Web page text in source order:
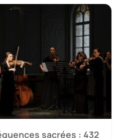
sacrées : 432